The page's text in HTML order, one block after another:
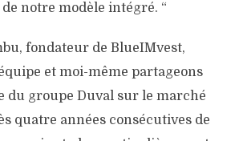
notre modèle intégré. “
fondateur de BlueIMvest,
et moi-même partageons
du groupe Duval sur le marché
quatre années consécutives de